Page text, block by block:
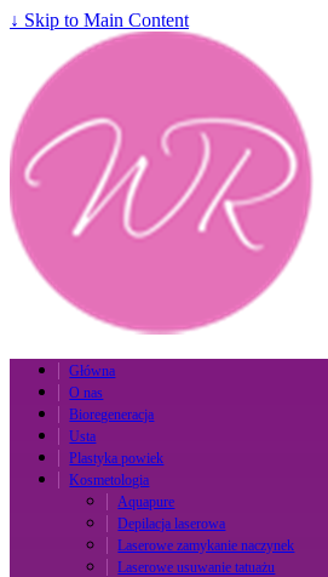
↓ Skip to Main Content
Główna
O nas
Bioregeneracja
Usta
Plastyka powiek
Kosmetologia
Aquapure
Depilacja laserowa
Laserowe zamykanie naczynek
Laserowe usuwanie tatuażu